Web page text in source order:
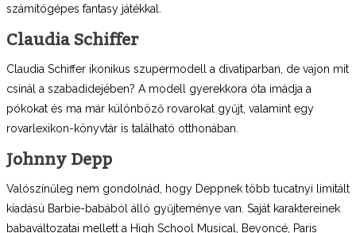
számítógépes fantasy játékkal.
Claudia Schiffer
Claudia Schiffer ikonikus szupermodell a divatiparban, de vajon mit
csinál a szabadidejében? A modell gyerekkora óta imádja a
pókokat és ma már különböző rovarokat gyűjt, valamint egy
rovarlexikon-könyvtár is található otthonában.
Johnny Depp
Valószínűleg nem gondolnád, hogy Deppnek több tucatnyi limitált
kiadású Barbie-babából álló gyűjteménye van. Saját karaktereinek
babaváltozatai mellett a High School Musical, Beyoncé, Paris